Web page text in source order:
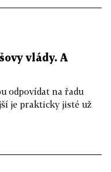
vlády. A
odpovídat na řadu
je prakticky jisté už